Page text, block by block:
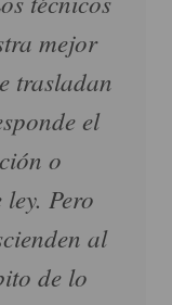
mejor
trasladan
el
o
Pero
al
de lo